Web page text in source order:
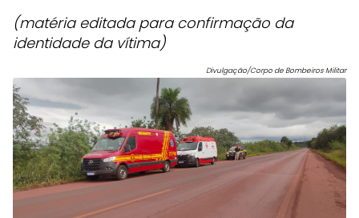
(matéria editada para confirmação da
identidade da vítima)
Divulgação/Corpo de Bombeiros Militar